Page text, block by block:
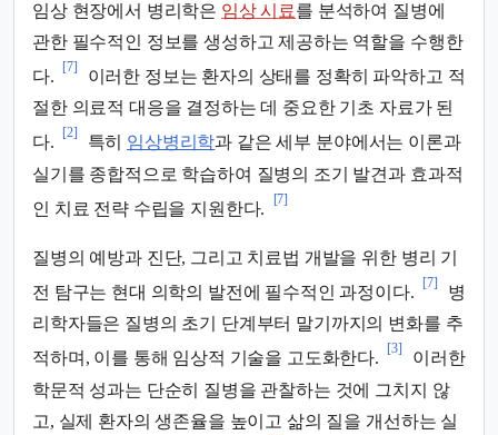
임상 현장에서 병리학은 임상 시료를 분석하여 질병에
관한 필수적인 정보를 생성하고 제공하는 역할을 수행한
다.
[7]
이러한 정보는 환자의 상태를 정확히 파악하고 적
절한 의료적 대응을 결정하는 데 중요한 기초 자료가 된
다.
[2]
특히 임상병리학과 같은 세부 분야에서는 이론과
실기를 종합적으로 학습하여 질병의 조기 발견과 효과적
인 치료 전략 수립을 지원한다.
[7]
질병의 예방과 진단, 그리고 치료법 개발을 위한 병리 기
전 탐구는 현대 의학의 발전에 필수적인 과정이다.
[7]
병
리학자들은 질병의 초기 단계부터 말기까지의 변화를 추
적하며, 이를 통해 임상적 기술을 고도화한다.
[3]
이러한
학문적 성과는 단순히 질병을 관찰하는 것에 그치지 않
고, 실제 환자의 생존율을 높이고 삶의 질을 개선하는 실